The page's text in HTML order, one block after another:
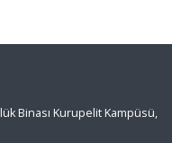
Binası Kurupelit Kampüsü,